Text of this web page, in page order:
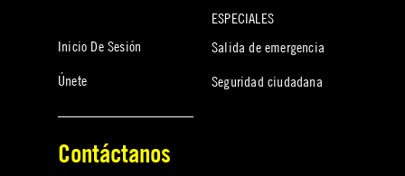
Inicio De Sesión
Únete
ESPECIALES
Salida de emergencia
Seguridad ciudadana
Contáctanos